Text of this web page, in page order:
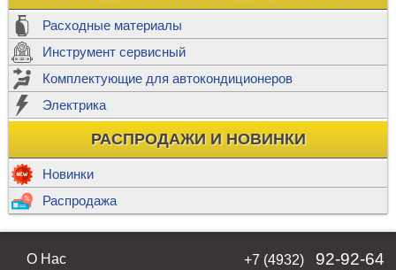
Расходные материалы
Инструмент сервисный
Комплектующие для автокондиционеров
Электрика
РАСПРОДАЖИ И НОВИНКИ
Новинки
Распродажа
О Нас
+7 (4932) 92-92-64